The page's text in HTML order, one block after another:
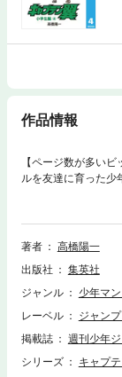
作品情報
【ページ数が多い
ルを友達に育った少
は、修哲小の天才
着は両校の対抗戦で
著者
高橋陽一
出版社
集英社
ジャンル
少年マ
レーベル
ジャン
掲載誌
週刊少年
シリーズ
キャプ